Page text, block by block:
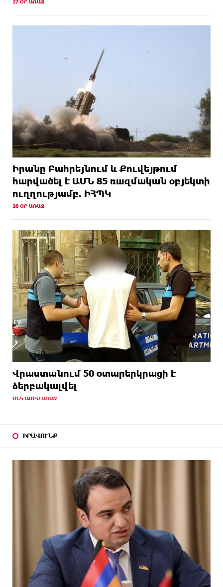
27 ՕՐ ԱՌԱՋ
Իրանը Բահրեյնում և Քուվեյթում
hարվածել է ԱՄՆ 85 ռшզմական օբյեկտի
ուղղությամբ. ԻՀՊԿ
28 ՕՐ ԱՌԱՋ
Վրաստանում 50 օտարերկրացի է
ձերբակալվել
ՄԵԿ ԱՄԻՍ ԱՌԱՋ
ԻՐԱՎՈՒՆՔ